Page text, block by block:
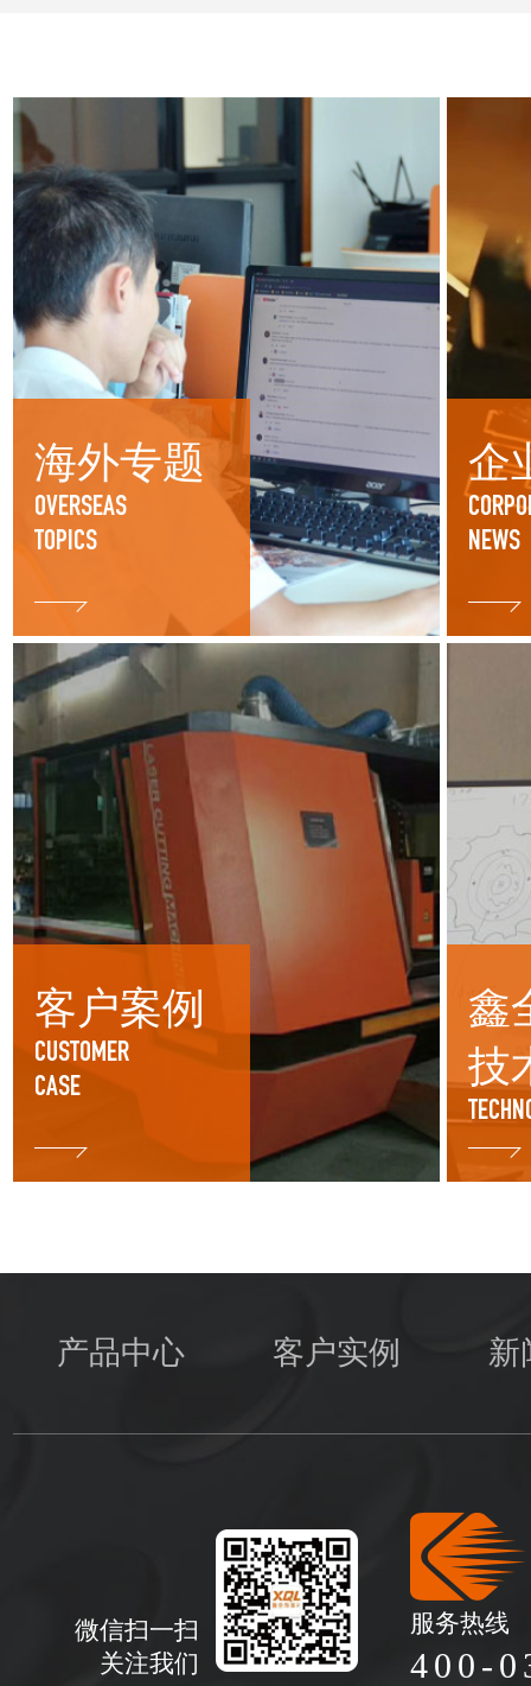
海外专题
OVERSEAS
TOPICS
企
NEWS
客户案例
CUSTOMER
CASE
鑫
技
产品中心 客户实例 新
微信扫一扫
关注我们
服务热线
400-